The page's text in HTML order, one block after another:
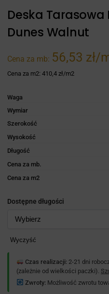
Deska Tarasowa
Dunes Walnut
Cena za mb: 56,53 zł/
Cena za m2: 410,4 zł/m2
Waga
Wymiar
Szerokość
Wysokość
Długość
Cena za mb.
Cena za m2
Dostępne długości
Wyczyść
Czas realizacji:2-21 dni
(zależnie od wielkości paczki).
Zwroty:Możliwość zwrotu